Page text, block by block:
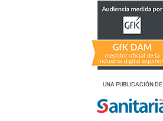
UNA PUBLICACIÓN DE